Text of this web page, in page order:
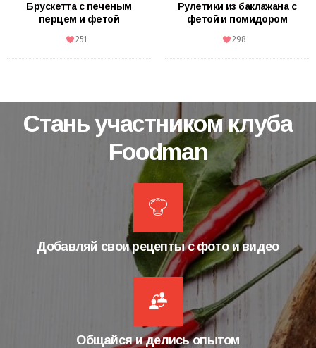
Брускетта с печеным
перцем и фетой
251
Рулетики из баклажана с
фетой и помидором
298
Стань участником клуба
Foodman
Добавляй свои рецепты с фото и видео
Общайся и делись опытом